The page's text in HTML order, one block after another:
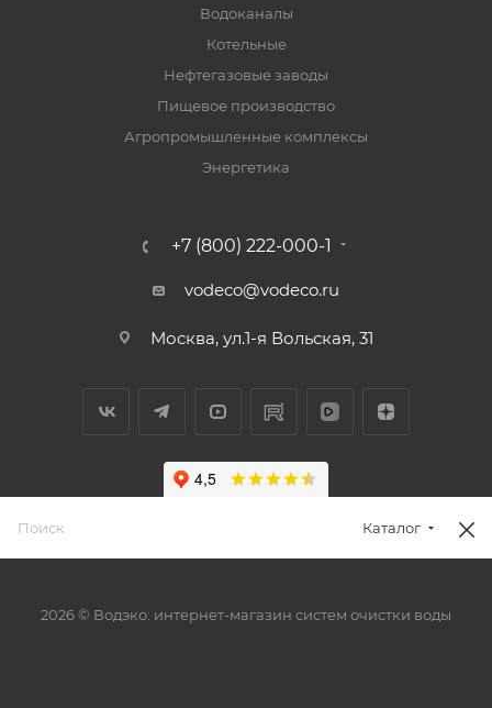
Водоканалы
Котельные
Нефтегазовые заводы
Пищевое производство
Агропромышленные комплексы
Энергетика
+7 (800) 222-000-1
vodeco@vodeco.ru
Москва, ул.1-я Вольская, 31
2026 © Водэко: интернет-магазин систем очистки воды
Каталог